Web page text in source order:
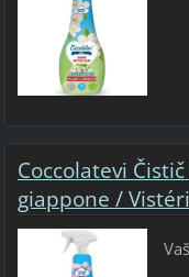
Coccolatevi
giappone /